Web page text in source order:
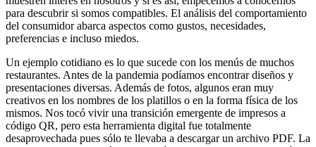
para descubrir si somos compatibles. El análisis del comportamiento
del consumidor abarca aspectos como gustos, necesidades,
preferencias e incluso miedos.
Un ejemplo cotidiano es lo que sucede con los menús de muchos
restaurantes. Antes de la pandemia podíamos encontrar diseños y
presentaciones diversas. Además de fotos, algunos eran muy
creativos en los nombres de los platillos o en la forma física de los
mismos. Nos tocó vivir una transición emergente de impresos a
código QR, pero esta herramienta digital fue totalmente
desaprovechada pues sólo te llevaba a descargar un archivo PDF. La